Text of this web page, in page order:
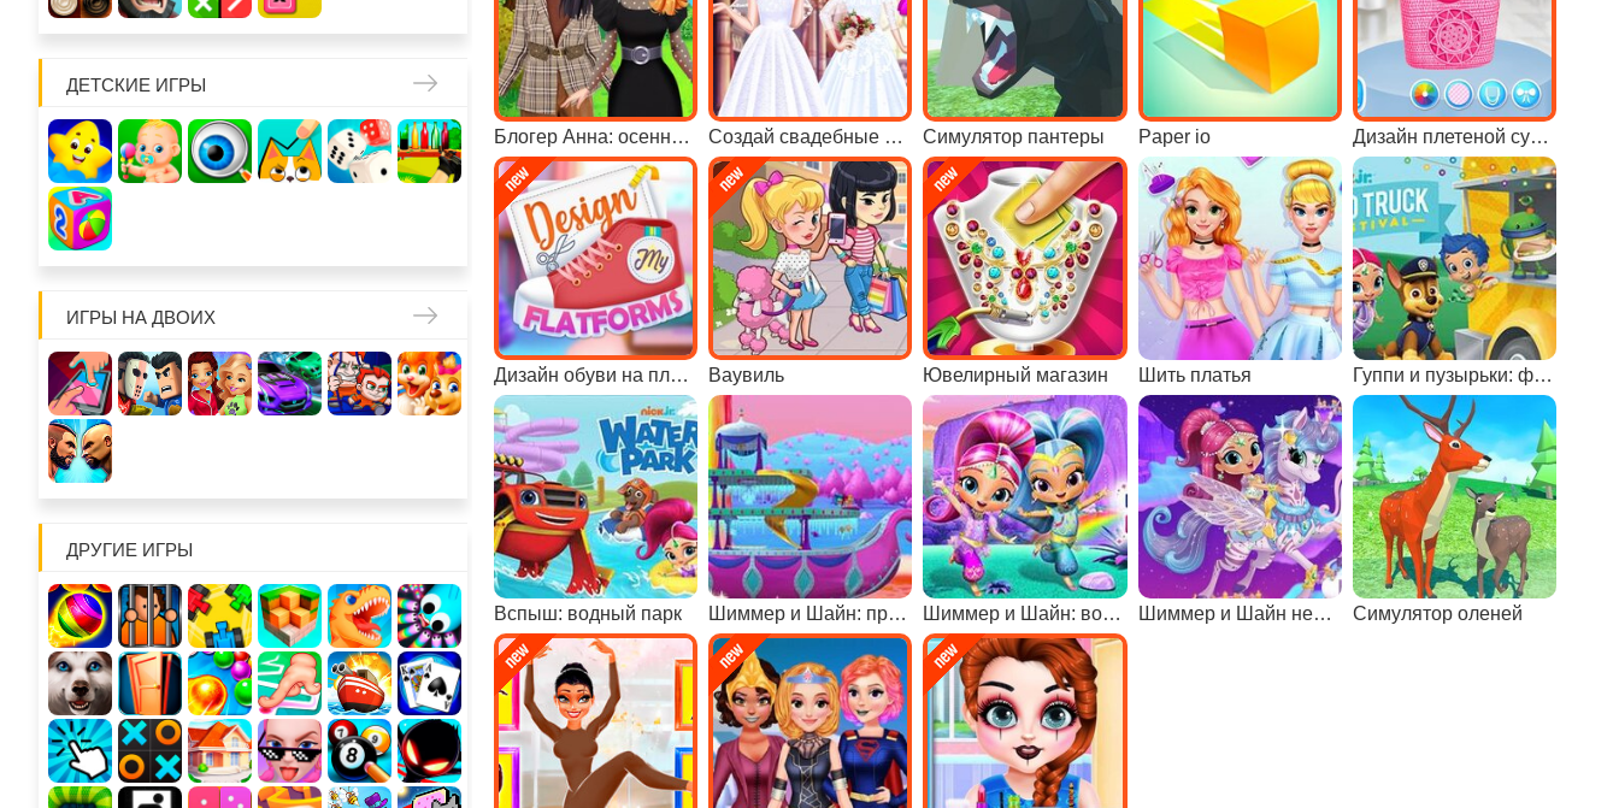
ДЕТСКИЕ ИГРЫ
ИГРЫ НА ДВОИХ
ДРУГИЕ ИГРЫ
Блогер Анна: осенняя мода Создай свадебные платья для принцесс Симулятор пантеры Paper io Дизайн плетеной сумки
Дизайн обуви на платформе Ваувиль Ювелирный магазин Шить платья Гуппи и пузырьки: фестиваль еды
Вспыш: водный парк Шиммер и Шайн: приключения на водопаде Шиммер и Шайн: водопады Зарамей Шиммер и Шайн небо Зарамей Симулятор оленей